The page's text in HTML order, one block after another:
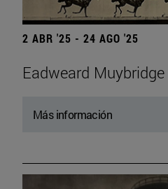
2 ABR '25 - 24 AGO '25
Eadweard Muybridge
Más información